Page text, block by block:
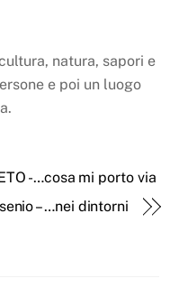
natura, sapori e
e poi un luogo
-…cosa mi porto via
– …nei dintorni